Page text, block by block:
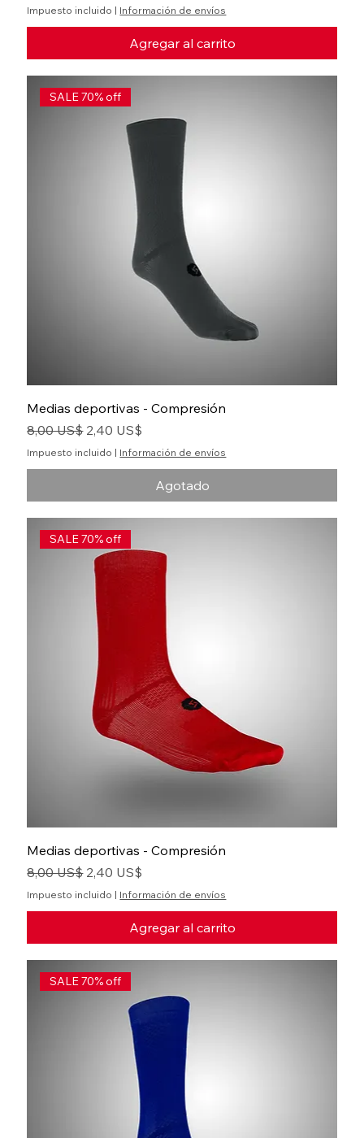
Impuesto incluido | Información de envíos
Agregar al carrito
SALE 70% off
Medias deportivas - Compresión
Precio
8,00 US$ Precio de oferta
2,40 US$
Impuesto incluido | Información de envíos
Agotado
SALE 70% off
Medias deportivas - Compresión
Precio
8,00 US$ Precio de oferta
2,40 US$
Impuesto incluido | Información de envíos
Agregar al carrito
SALE 70% off